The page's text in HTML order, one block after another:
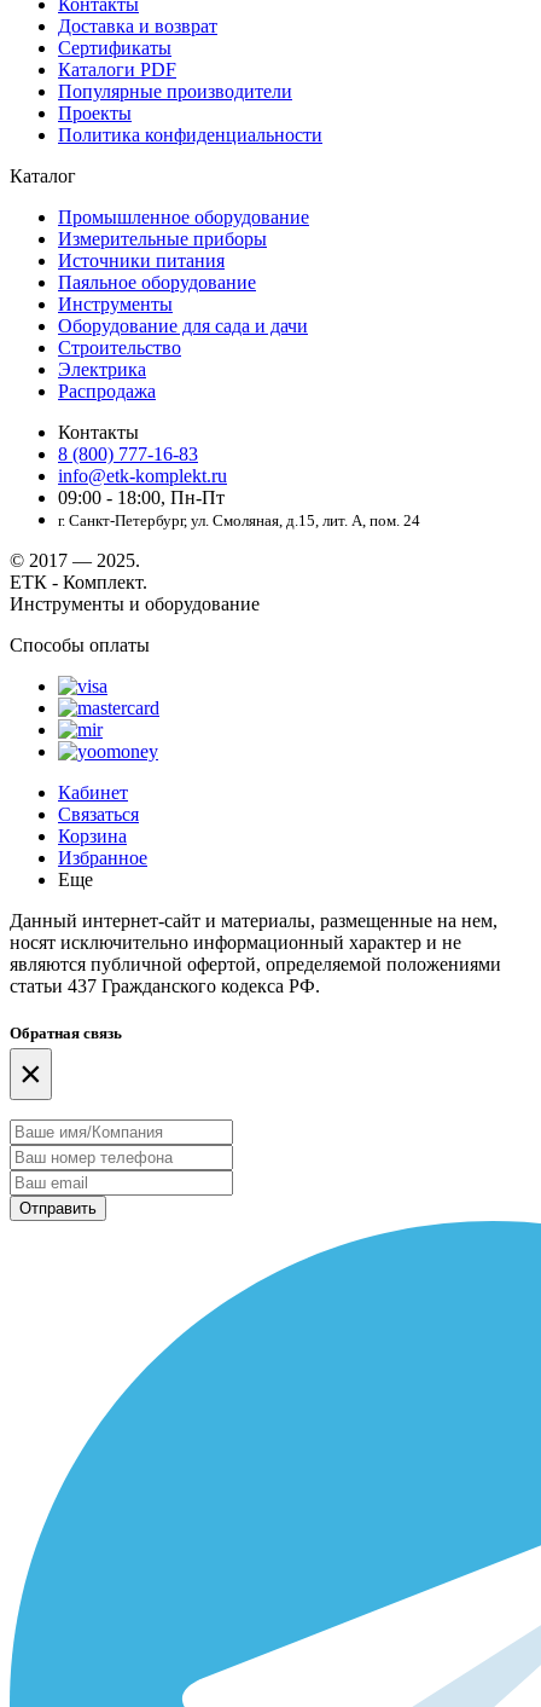
Контакты
Доставка и возврат
Сертификаты
Каталоги PDF
Популярные производители
Проекты
Политика конфиденциальности
Каталог
Промышленное оборудование
Измерительные приборы
Источники питания
Паяльное оборудование
Инструменты
Оборудование для сада и дачи
Строительство
Электрика
Распродажа
Контакты
8 (800) 777-16-83
info@etk-komplekt.ru
09:00 - 18:00, Пн-Пт
г. Санкт-Петербург, ул. Смоляная, д.15, лит. А, пом. 24
© 2017 — 2025.
ЕТК - Комплект.
Инструменты и оборудование
Способы оплаты
Кабинет
Связаться
Корзина
Избранное
Еще
Данный интернет-сайт и материалы, размещенные на нем,
носят исключительно информационный характер и не
являются публичной офертой, определяемой положениями
статьи 437 Гражданского кодекса РФ.
Обратная связь
×
Отправить